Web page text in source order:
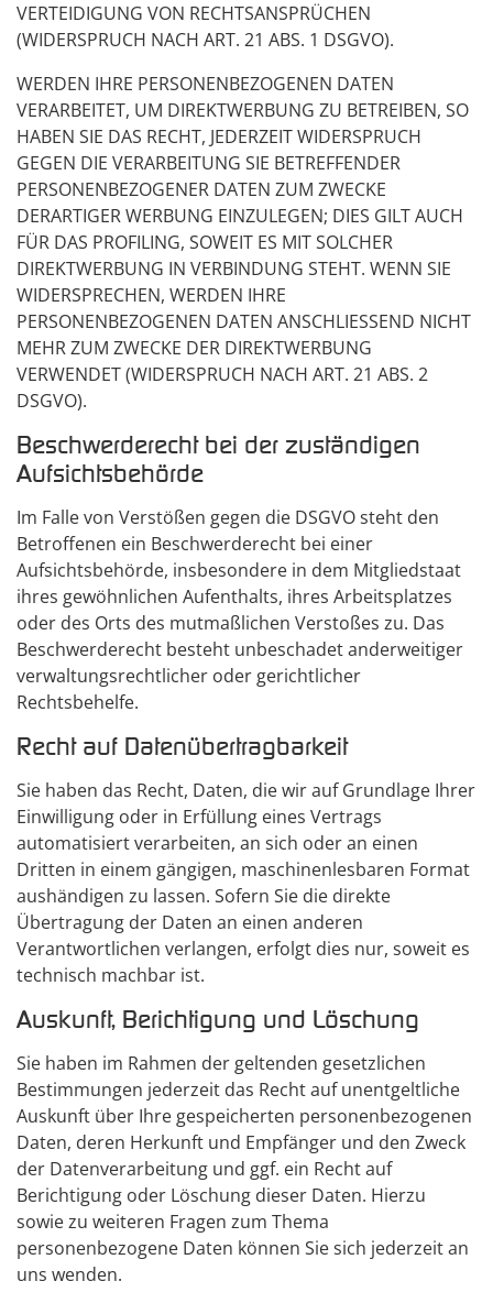
VERTEIDIGUNG VON RECHTSANSPRÜCHEN
(WIDERSPRUCH NACH ART. 21 ABS. 1 DSGVO).
WERDEN IHRE PERSONENBEZOGENEN DATEN
VERARBEITET, UM DIREKTWERBUNG ZU BETREIBEN, SO
HABEN SIE DAS RECHT, JEDERZEIT WIDERSPRUCH
GEGEN DIE VERARBEITUNG SIE BETREFFENDER
PERSONENBEZOGENER DATEN ZUM ZWECKE
DERARTIGER WERBUNG EINZULEGEN; DIES GILT AUCH
FÜR DAS PROFILING, SOWEIT ES MIT SOLCHER
DIREKTWERBUNG IN VERBINDUNG STEHT. WENN SIE
WIDERSPRECHEN, WERDEN IHRE
PERSONENBEZOGENEN DATEN ANSCHLIESSEND NICHT
MEHR ZUM ZWECKE DER DIREKTWERBUNG
VERWENDET (WIDERSPRUCH NACH ART. 21 ABS. 2
DSGVO).
Beschwerde­recht bei der zuständigen
Aufsichts­behörde
Im Falle von Verstößen gegen die DSGVO steht den
Betroffenen ein Beschwerderecht bei einer
Aufsichtsbehörde, insbesondere in dem Mitgliedstaat
ihres gewöhnlichen Aufenthalts, ihres Arbeitsplatzes
oder des Orts des mutmaßlichen Verstoßes zu. Das
Beschwerderecht besteht unbeschadet anderweitiger
verwaltungsrechtlicher oder gerichtlicher
Rechtsbehelfe.
Recht auf Daten­übertrag­barkeit
Sie haben das Recht, Daten, die wir auf Grundlage Ihrer
Einwilligung oder in Erfüllung eines Vertrags
automatisiert verarbeiten, an sich oder an einen
Dritten in einem gängigen, maschinenlesbaren Format
aushändigen zu lassen. Sofern Sie die direkte
Übertragung der Daten an einen anderen
Verantwortlichen verlangen, erfolgt dies nur, soweit es
technisch machbar ist.
Auskunft, Berichtigung und Löschung
Sie haben im Rahmen der geltenden gesetzlichen
Bestimmungen jederzeit das Recht auf unentgeltliche
Auskunft über Ihre gespeicherten personenbezogenen
Daten, deren Herkunft und Empfänger und den Zweck
der Datenverarbeitung und ggf. ein Recht auf
Berichtigung oder Löschung dieser Daten. Hierzu
sowie zu weiteren Fragen zum Thema
personenbezogene Daten können Sie sich jederzeit an
uns wenden.